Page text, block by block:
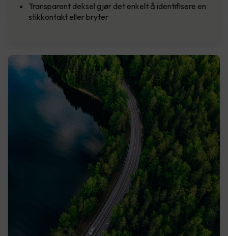
Transparent deksel gjør det enkelt å identifisere en
stikkontakt eller bryter